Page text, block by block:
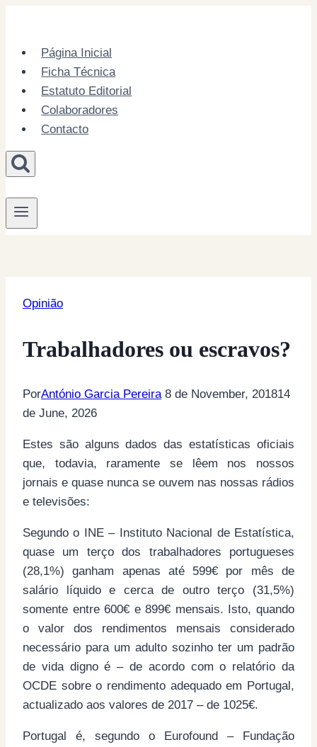
contentPágina Inicial
Ficha Técnica
Estatuto Editorial
Colaboradores
Contacto
Opinião
Trabalhadores ou escravos?
PorAntónio Garcia Pereira 8 de November, 201814
de June, 2026
Estes são alguns dados das estatísticas oficiais
que, todavia, raramente se lêem nos nossos
jornais e quase nunca se ouvem nas nossas rádios
e televisões:
Segundo o INE – Instituto Nacional de Estatística,
quase um terço dos trabalhadores portugueses
(28,1%) ganham apenas até 599€ por mês de
salário líquido e cerca de outro terço (31,5%)
somente entre 600€ e 899€ mensais. Isto, quando
o valor dos rendimentos mensais considerado
necessário para um adulto sozinho ter um padrão
de vida digno é – de acordo com o relatório da
OCDE sobre o rendimento adequado em Portugal,
actualizado aos valores de 2017 – de 1025€.
Portugal é, segundo o Eurofound – Fundação